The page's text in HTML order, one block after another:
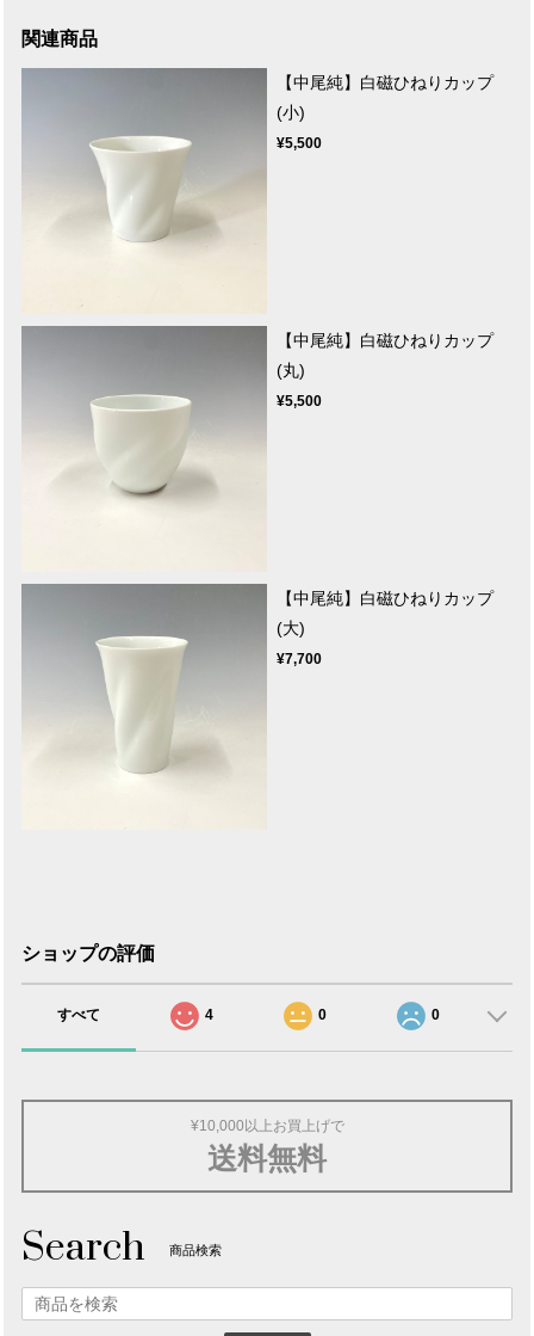
関連商品
【中尾純】白磁ひねりカップ
(小)
¥5,500
【中尾純】白磁ひねりカップ
(丸)
¥5,500
【中尾純】白磁ひねりカップ
(大)
¥7,700
ショップの評価
すべて 4 0 0
¥10,000以上お買上げで
送料無料
Search 商品検索